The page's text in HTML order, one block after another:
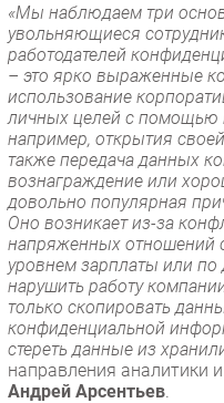
«Мы наблюдаем три
увольняющиеся
работодателей
– это ярко выраженные
использование
личных целей с помощью
например, открытия
также передача данных
вознаграждение или
довольно популярная
Оно возникает из-за
напряженных отношений
уровнем зарплаты или
нарушить работу
только скопировать
конфиденциальной
стереть данные из
направления аналитики
Андрей Арсентьев